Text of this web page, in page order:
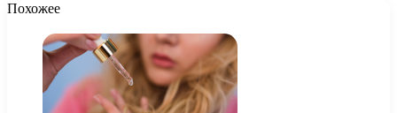
Похожее